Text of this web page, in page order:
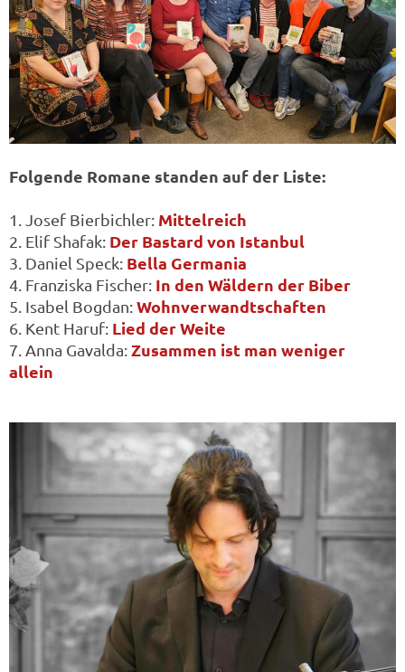
Folgende Romane standen auf der Liste:
1. Josef Bierbichler: Mittelreich
2. Elif Shafak: Der Bastard von Istanbul
3. Daniel Speck: Bella Germania
4. Franziska Fischer: In den Wäldern der Biber
5. Isabel Bogdan:Wohnverwandtschaften
6. Kent Haruf: Lied der Weite
7. Anna Gavalda:Zusammen ist man weniger
allein